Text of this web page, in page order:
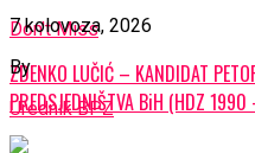
Don't Miss
ZDENKO LUČIĆ – KANDIDAT
PREDSJEDNIŠTVA BiH (HDZ
7 kolovoza, 2026
By
Urednik BPZ